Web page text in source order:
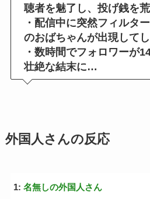
聴者を魅了し、投げ銭を
・配信中に突然フィルタ
のおばちゃんが出現して
・数時間でフォロワーが
壮絶な結末に…
外国人さんの反応
1: 名無しの外国人さん